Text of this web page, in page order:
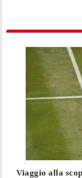
Viaggio alla